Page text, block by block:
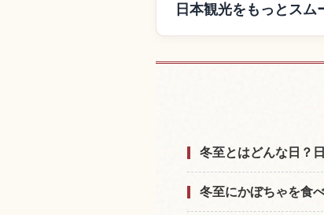
日本観光をもっとスム
冬至とはどんな日？
冬至にかぼちゃを食